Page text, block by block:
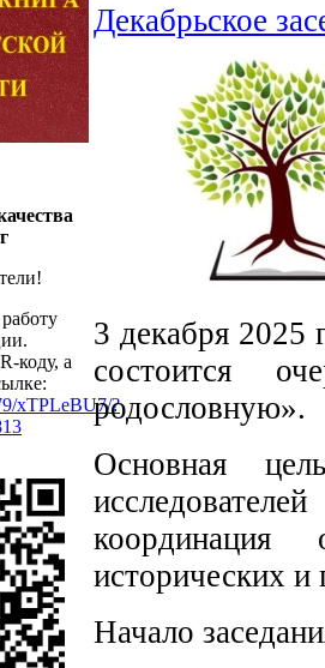
коду, а
xTPLeBU7/?
Декабрьское
3 декабря 2025
состоится
родословную».
Основная
координация
исторических и
Начало